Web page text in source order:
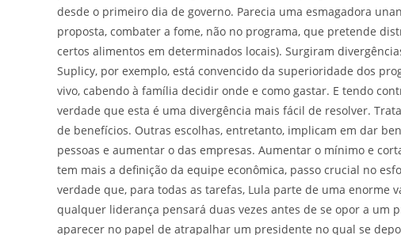
desde o primeiro dia de governo. Parecia uma esmagadora
proposta, combater a fome, não no programa, que pretende
certos alimentos em determinados locais). Surgiram
Suplicy, por exemplo, está convencido da superioridade dos
vivo, cabendo à família decidir onde e como gastar. E tendo
verdade que esta é uma divergência mais fácil de resolver.
de benefícios. Outras escolhas, entretanto, implicam em dar
pessoas e aumentar o das empresas. Aumentar o mínimo e
tem mais a definição da equipe econômica, passo crucial no
verdade que, para todas as tarefas, Lula parte de uma enorme
qualquer liderança pensará duas vezes antes de se opor a
aparecer no papel de atrapalhar um presidente no qual se